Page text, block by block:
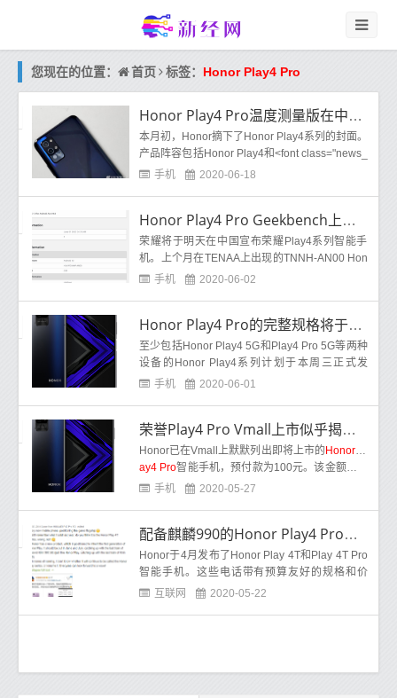
您现在的位置： 首页 标签： Honor Play4 Pro
Honor Play4 Pro温度测量版在中国上市
本月初，Honor摘下了Honor Play4系列的封面。
产品阵容包括Honor Play4和<font class="news_
tag_font">Honor Play4 Pro</font>，还有Pro型
手机 2020-06-18
Honor Play4 Pro Geekbench上市揭示了麒麟990和8GB RAM
荣耀将于明天在中国宣布荣耀Play4系列智能手
机。上个月在TENAA上出现的TNNH-AN00 Hon
or手机是Honor Play4 5G智能手机。
手机 2020-06-02
Honor Play4 Pro的完整规格将于6月3日发布之前出现
至少包括Honor Play4 5G和Play4 Pro 5G等两种
设备的Honor Play4系列计划于本周三正式发
售。在中国TENAA认证平台的数据库中出现的T
手机 2020-06-01
荣誉Play4 Pro Vmall上市似乎揭示了渲染
Honor已在Vmall上默默列出即将上市的 Honor Pl
ay4 Pro智能手机，预付款为100元。该金额可以
在5月25日至6月8日之间，并且最终付款可以在6
手机 2020-05-27
配备麒麟990的Honor Play4 Pro可能是Honor Play的继任者
Honor于4月发布了Honor Play 4T和Play 4T Pro
智能手机。这些电话带有预算友好的规格和价
格。昨天，即将在中国的零售商网站上弹出即将
互联网 2020-05-22